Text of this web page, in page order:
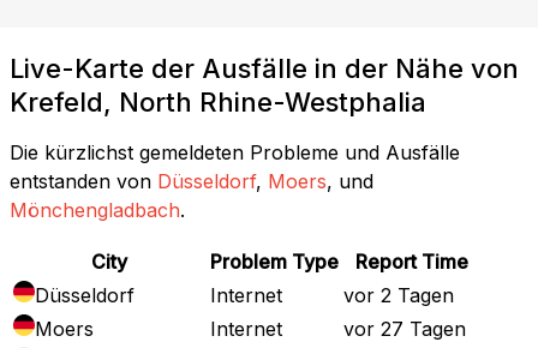
Live-Karte der Ausfälle in der Nähe von
Krefeld, North Rhine-Westphalia
Die kürzlichst gemeldeten Probleme und Ausfälle
entstanden von Düsseldorf, Moers, und
Mönchengladbach.
City Problem Type
Report Time
Düsseldorf
Internet
vor 2 Tagen
Moers
Internet
vor 27 Tagen